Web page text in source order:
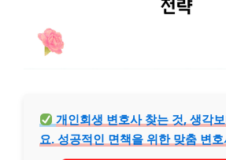
개인회생 변호사 찾는 것, 생각
요. 성공적인 면책을 위한 맞춤 변